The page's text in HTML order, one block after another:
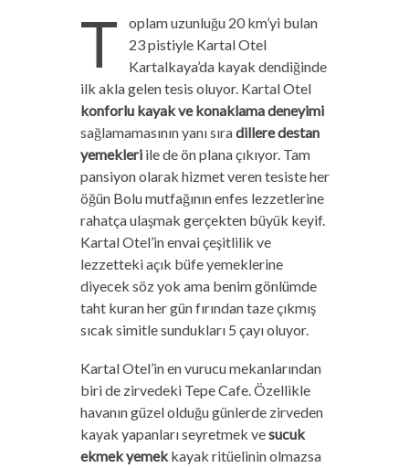
T
oplam uzunluğu 20 km’yi bulan
23 pistiyle Kartal Otel
Kartalkaya’da kayak dendiğinde
ilk akla gelen tesis oluyor. Kartal Otel
konforlu kayak ve konaklama deneyimi
sağlamamasının yanı sıradillere destan
yemekleriile de ön plana çıkıyor. Tam
pansiyon olarak hizmet veren tesiste her
öğün Bolu mutfağının enfes lezzetlerine
rahatça ulaşmak gerçekten büyük keyif.
Kartal Otel’in envai çeşitlilik ve
lezzetteki açık büfe yemeklerine
diyecek söz yok ama benim gönlümde
taht kuran her gün fırından taze çıkmış
sıcak simitle sundukları 5 çayı oluyor.
Kartal Otel’in en vurucu mekanlarından
biri de zirvedeki Tepe Cafe. Özellikle
havanın güzel olduğu günlerde zirveden
kayak yapanları seyretmek vesucuk
ekmek yemekkayak ritüelinin olmazsa